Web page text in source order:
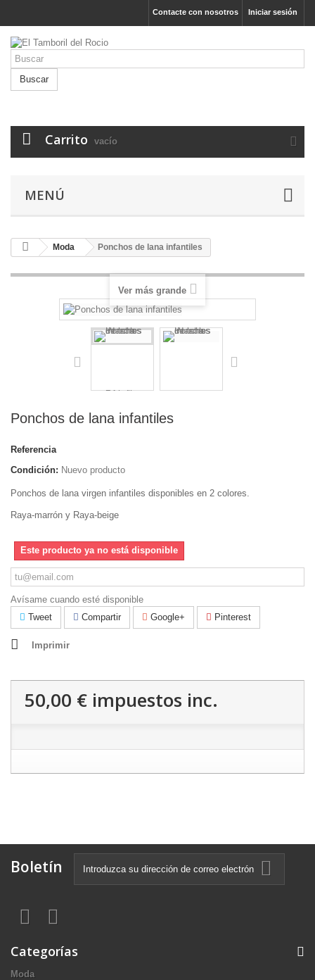
Iniciar sesión
Contacte con nosotros
Buscar
Carrito vacío
MENÚ
Moda Ponchos de lana infantiles
Ver más grande
Ponchos de lana infantiles
Referencia
Condición: Nuevo producto
Ponchos de lana virgen infantiles disponibles en 2 colores.
Raya-marrón y Raya-beige
Este producto ya no está disponible
Avísame cuando esté disponible
Tweet
Compartir Google+ Pinterest
Imprimir
50,00 € impuestos inc.
Boletín
Categorías
Moda